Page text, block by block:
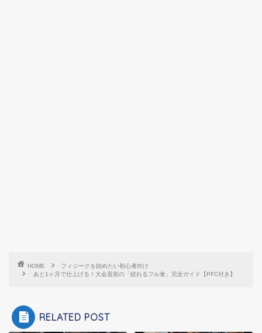
HOME
フィジークを始めたい初心者向け
あと1ヶ月で仕上げる！大会直前の「絞れるフル食」完全ガイド【PFC付き】
RELATED POST